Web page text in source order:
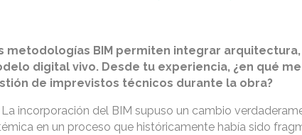
metodologías BIM permiten integrar
digital vivo. Desde tu experiencia, ¿en qué
de imprevistos técnicos durante la obra?
La incorporación del BIM supuso un cambio
en un proceso que históricamente había sido